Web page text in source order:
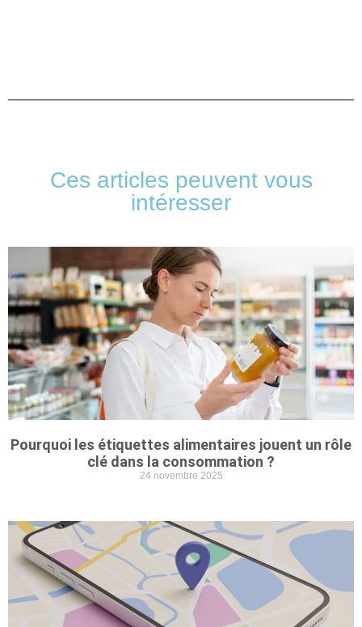
Ces articles peuvent vous
intéresser
Pourquoi les étiquettes alimentaires jouent un rôle
clé dans la consommation ?
24 novembre 2025